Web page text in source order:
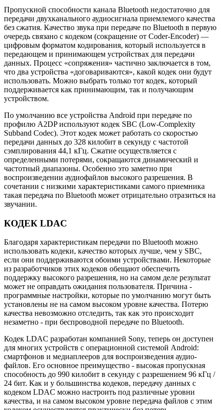
Пропускной способности канала Bluetooth недостаточно для
передачи двухканального аудиосигнала приемлемого качества
без сжатия. Качество звука при передаче по Bluetooth в первую
очередь связано с кодеком (сокращение от Coder-Encoder) —
цифровым форматом кодирования, который используется в
передающем и принимающем устройствах для передачи
данных. Процесс «сопряжения» частично заключается в том,
что два устройства «договариваются», какой кодек они будут
использовать. Можно выбрать только тот кодек, который
поддерживается как принимающим, так и получающим
устройством.
По умолчанию все устройства Android при передаче по
профилю A2DP используют кодек SBC (Low-Complexity
Subband Codec). Этот кодек может работать со скоростью
передачи данных до 328 килобит в секунду с частотой
сэмплирования 44,1 кГц. Сжатие осуществляется с
определенными потерями, сокращаются динамический и
частотный диапазоны. Особенно это заметно при
воспроизведении аудиофайлов высокого разрешения. В
сочетании с низкими характеристиками самого приемника
такая передача по Bluetooth может отрицательно отразиться на
звучании.
КОДЕК LDAC
Благодаря характеристикам передачи по Bluetooth можно
использовать кодеки, качество которых лучше, чем у SBC,
если они поддерживаются обоими устройствами. Некоторые
из разработчиков этих кодеков обещают обеспечить
поддержку высокого разрешения, но на самом деле результат
может не оправдать ожидания пользователя. Причина -
программные настройки, которые по умолчанию могут быть
установлены не на самом высоком уровне качества. Потерю
качества невозможно отследить, так как это происходит
незаметно - при беспроводной передаче по Bluetooth.
Кодек LDAC разработан компанией Sony, теперь он доступен
для многих устройств с операционной системой Android:
смартфонов и медиаплееров для воспроизведения аудио-
файлов. Его основное преимущество - высокая пропускная
способность до 990 килобит в секунду с разрешением 96 кГц /
24 бит. Как и у большинства кодеков, передачу данных с
кодеком LDAC можно настроить под различные уровни
качества, и на самом высоком уровне передача файлов с этим